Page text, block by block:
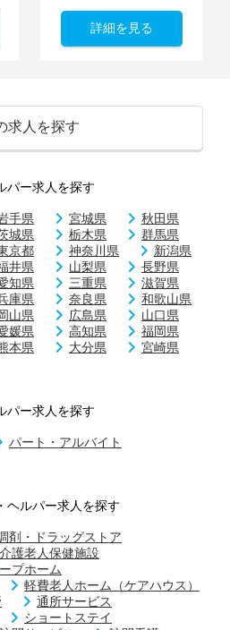
詳細を見る
求人を探す
パー求人を探す
手県 宮城県
秋田県
城県 栃木県
群馬県
京都 神奈川県
新潟県
井県 山梨県
長野県
知県 三重県
滋賀県
庫県 奈良県
和歌山県
山県 広島県
山口県
媛県 高知県
福岡県
本県 大分県
宮崎県
パー求人を探す
パート・アルバイト
ヘルパー求人を探す
剤・ドラッグストア
介護老人保健施設
プホーム
軽費老人ホーム（ケアハウス）
通所サービス
ショートステイ